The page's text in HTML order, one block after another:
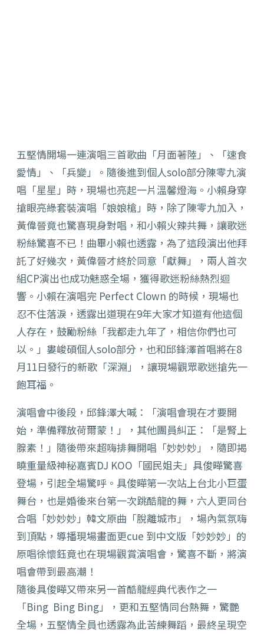
五堅情開場一連演唱三首歌曲「月面著陸」、「速食
愛情」、「兵變」。隨後進到個人solo部分陳零九演
唱「星星」時，現場也亮起一片溫馨燈海。小賴身穿
搶眼亮綠套裝演唱「娘娘槍」時，除了陳零九加入，
黃偉晉竟也驚喜現身對唱，和小賴火辣共舞，讓歌迷
粉絲驚喜不已！曲畢小賴也透露，為了這段演出他拜
託了好幾次，黃偉晉才終於同意「獻舞」，兩人首次
組CP演出也成功魅惑全場，獲得歌迷粉絲熱烈迴
響。小賴在演唱完 Perfect Clown 的時候，現場也
忍不住落淚，透露出道現在9年大家才知道有他這個
人存在，鼓勵粉絲「我都走九年了，相信你們也可
以。」婁峻碩個人solo部分，也和邱鋒澤首唱將在8
月11日發行的新歌「深淵」，讓現場觀眾歌迷搶先一
飽耳福。
演唱會中後段，邱鋒澤大喊：「演唱會現在才要開
始，準備釋放荷爾蒙！」，其他團員糾正：「是腎上
腺素！」隨後帶來超嗨排舞開唱「妙妙妙」，隨即揭
曉重量級神秘嘉賓DJ KOO「國民姐夫」具俊曄驚喜
登場，引起全場驚呼。具俊曄第一次站上台北小巨蛋
舞台，也是婚後來台第一次跳酷龍的舞，六人更同台
合唱「妙妙妙」韓文原曲「脫離城市」，場內氣氛嗨
到頂點，導播現場畫面更cue 到中文版「妙妙妙」的
原唱徐懷鈺竟也在現場觀賞演唱會，驚喜不斷，將演
唱會帶到最高潮！
隨後具俊曄又帶來另一首酷龍經典代表作之一
「Bing Bing Bing」，更和五堅情同台熱舞，驚艷
全場，五堅情全員也透露為此苦練舞蹈，最終呈現空